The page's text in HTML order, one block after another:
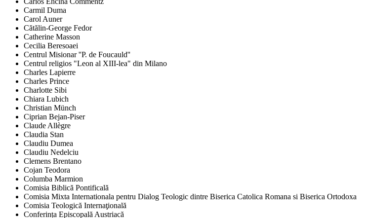
Carmil Duma
Carol Auner
Cătălin-George Fedor
Catherine Masson
Cecilia Beresoaei
Centrul Misionar ''P. de Foucauld''
Centrul religios "Leon al XIII-lea" din Milano
Charles Lapierre
Charles Prince
Charlotte Sibi
Chiara Lubich
Christian Münch
Ciprian Bejan-Piser
Claude Allègre
Claudia Stan
Claudiu Dumea
Claudiu Nedelciu
Clemens Brentano
Cojan Teodora
Columba Marmion
Comisia Biblică Pontificală
Comisia Mixta Internationala pentru Dialog Teologic dintre Biserica Catolica Romana si Biserica Ortodoxa
Comisia Teologică Internaţională
Conferința Episcopală Austriacă